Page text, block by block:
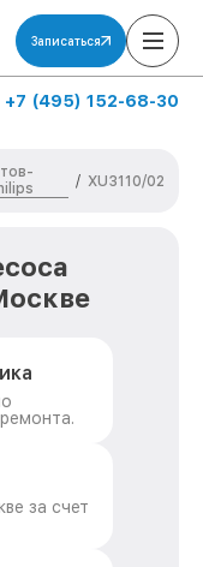
Записаться
+7 (495) 152-68-30
/ XU3110/02
за счет